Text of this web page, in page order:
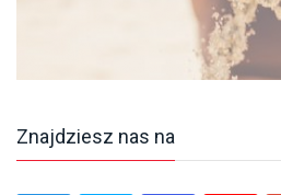
Znajdziesz nas na